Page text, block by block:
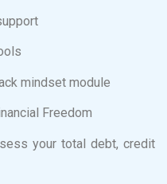
mindset module
Freedom
your total debt, credit